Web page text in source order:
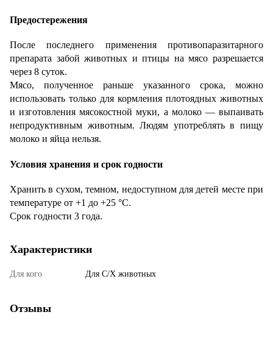
Предостережения
После последнего применения противопаразитарного
препарата забой животных и птицы на мясо разрешается
через 8 суток.
Мясо, полученное раньше указанного срока, можно
использовать только для кормления плотоядных животных
и изготовления мясокостной муки, а молоко — выпаивать
непродуктивным животным. Людям употреблять в пищу
молоко и яйца нельзя.
Условия хранения и срок годности
Хранить в сухом, темном, недоступном для детей месте при
температуре от +1 до +25 °С.
Срок годности 3 года.
Характеристики
Для кого Для С/Х животных
Отзывы